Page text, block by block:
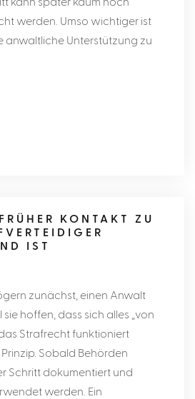
werden. Umso wichtiger ist
anwaltliche Unterstützung zu
KONTAKT ZU
IST
zunächst, einen Anwalt
hoffen, dass sich alles „von
Strafrecht funktioniert
Sobald Behörden
Schritt dokumentiert und
werden. Ein